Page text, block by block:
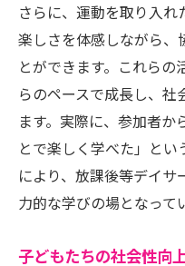
多様な活動を
学校と連携し
保護者との双
交流会を通じ
放課後等デイサー
地域社会との
地域イベントへ
地域住民との
さらに、運動を取り入
楽しさを体感しながら、
とができます。これら
らのペースで成長し、
ます。実際に、参加者
とで楽しく学べた」と
により、放課後等デイ
力的な学びの場となって
子どもたちの社会性向